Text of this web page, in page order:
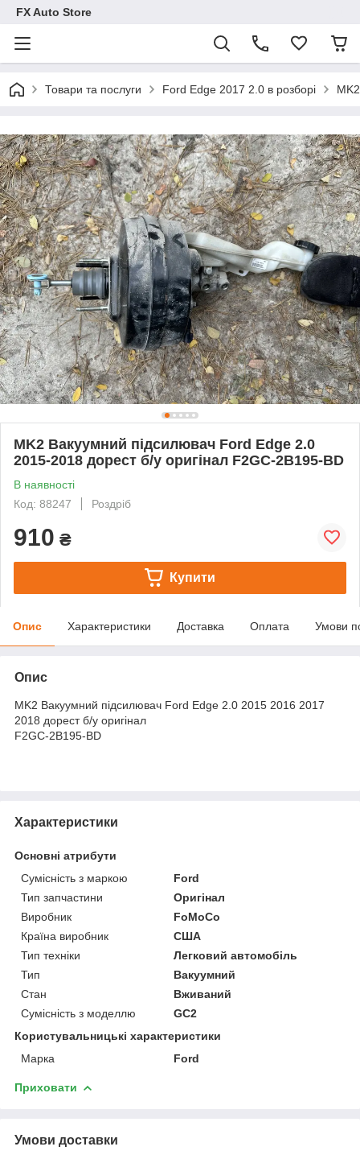
FX Auto Store
Товари та послуги Ford Edge 2017 2.0 в розборі
MK2 Вакуумний підсилювач Ford Edge 2.0
2015-2018 дорест б/у оригінал F2GC-2B195-BD
В наявності
Код: 88247
Роздріб
910 ₴
Купити
Опис Характеристики Доставка Оплата Умови
Опис
MK2 Вакуумний підсилювач Ford Edge 2.0 2015 2016 2017
2018 дорест б/у оригінал
F2GC-2B195-BD
Характеристики
Основні атрибути
Сумісність з маркою
Ford
Тип запчастини
Оригінал
Виробник
FoMoCo
Країна виробник
США
Тип техніки
Легковий автомобіль
Тип
Вакуумний
Стан
Вживаний
Сумісність з моделлю
GC2
Користувальницькі характеристики
Марка
Ford
Приховати
Умови доставки